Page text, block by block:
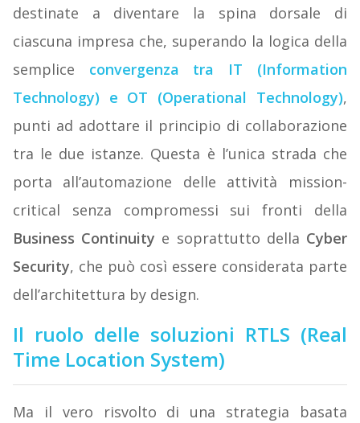
destinate a diventare la spina dorsale di
ciascuna impresa che, superando la logica della
semplice convergenza tra IT (Information
Technology) e OT (Operational Technology),
punti ad adottare il principio di collaborazione
tra le due istanze. Questa è l’unica strada che
porta all’automazione delle attività mission-
critical senza compromessi sui fronti della
Business Continuity e soprattutto della Cyber
Security, che può così essere considerata parte
dell’architettura by design.
Il ruolo delle soluzioni RTLS (Real
Time Location System)
Ma il vero risvolto di una strategia basata